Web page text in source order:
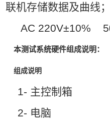
联机存储数据及曲线；
AC 220V±10%
本测试系统硬件组成说明：
组成说明
1- 主控制箱
2- 电脑